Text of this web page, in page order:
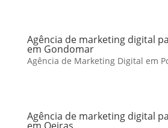
Agência de marketing digital
em Gondomar
Agência de Marketing Digital em
Agência de marketing digital